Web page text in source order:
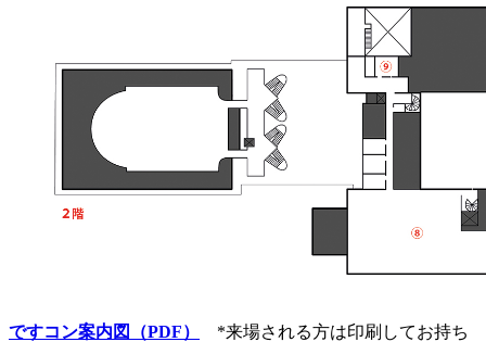
ですコン案内図（PDF）
*来場される方は印刷してお持ち